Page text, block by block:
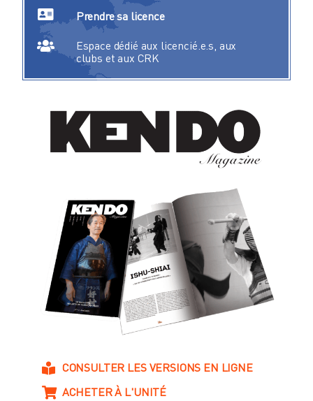
Prendre sa licence
Espace dédié aux licencié.e.s, aux
clubs et aux CRK
CONSULTER LES VERSIONS EN LIGNE
ACHETER À L'UNITÉ